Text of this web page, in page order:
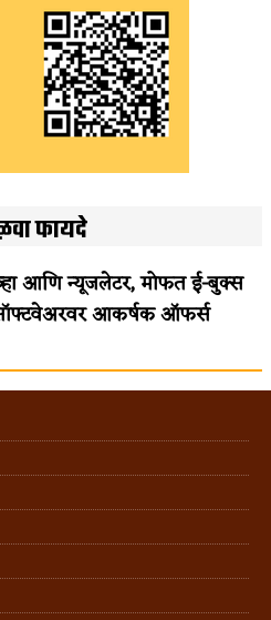
फायदे
आणि न्यूजलेटर, मोफत ई-बुक्स
आकर्षक ऑफर्स